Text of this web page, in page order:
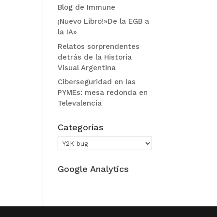
Blog de Immune
¡Nuevo Libro!»De la EGB a
la IA»
Relatos sorprendentes
detrás de la Historia
Visual Argentina
Ciberseguridad en las
PYMEs: mesa redonda en
Televalencia
Categorías
Categorías
Google Analytics